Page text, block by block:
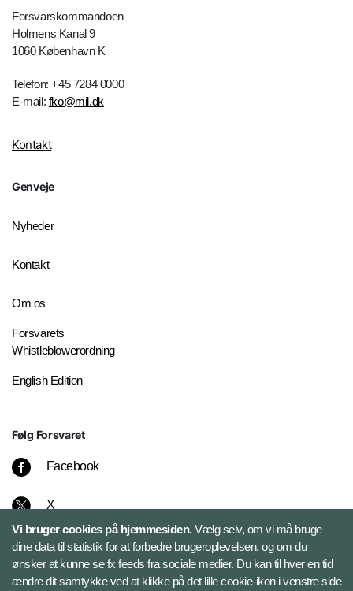
Forsvarskommandoen
Holmens Kanal 9
1060 København K
Telefon: +45 7284 0000
E-mail: fko@mil.dk
Kontakt
Genveje
Nyheder
Kontakt
Om os
Forsvarets
Whistleblowerordning
English Edition
Følg Forsvaret
Facebook
X
Instagram
Bluesky
Vi bruger cookies på hjemmesiden.Vælg selv, om vi må bruge
dine data til statistik for at forbedre brugeroplevelsen, og om du
ønsker at kunne se fx feeds fra sociale medier. Du kan til hver en tid
ændre dit samtykke ved at klikke på det lille cookie-ikon i venstre side